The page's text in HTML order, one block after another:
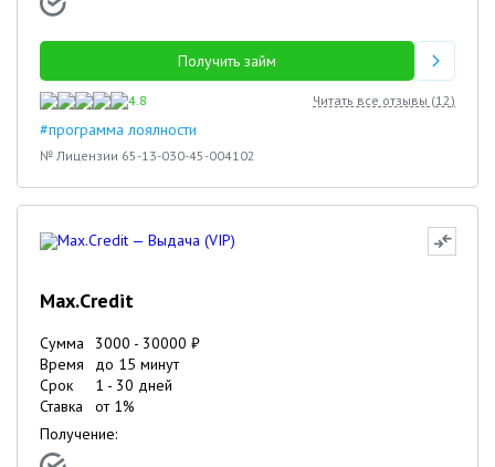
Получить займ
4.8 Читать все отзывы (12)
#программа лоялности
№ Лицензии 65-13-030-45-004102
Max.Credit
Сумма 3000 - 30000 ₽
Время
до 15 минут
Срок
1 - 30 дней
Ставка
от 1%
Получение: